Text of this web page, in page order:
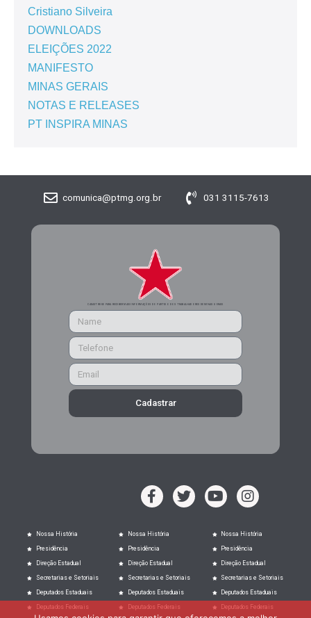
Cristiano Silveira
DOWNLOADS
ELEIÇÕES 2022
MANIFESTO
MINAS GERAIS
NOTAS E RELEASES
PT INSPIRA MINAS
comunica@ptmg.org.br 031 3115-7613
CADASTRE-SE PARA RECEBER MAIS INFORMAÇÕES DO PARTIDO DOS TRABALHADORES DE MINAS GERAIS
Cadastrar
Nossa História
Presidência
Direção Estadual
Secretarias e Setoriais
Deputados Estaduais
Deputados Federais
Nossa História
Presidência
Direção Estadual
Secretarias e Setoriais
Deputados Estaduais
Deputados Federais
Nossa História
Presidência
Direção Estadual
Secretarias e Setoriais
Deputados Estaduais
Deputados Federais